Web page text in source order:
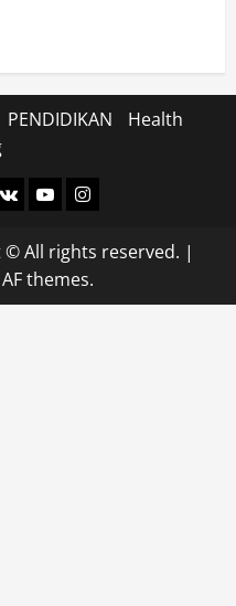
PENDIDIKAN
Health
VK YoutubeInstagram
© All rights reserved. |
themes.